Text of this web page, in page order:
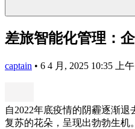
差旅智能化管理：
captain • 6 4 月, 2025 10:35 上午
自2022年底疫情的阴霾逐渐
复苏的花朵，呈现出勃勃生机